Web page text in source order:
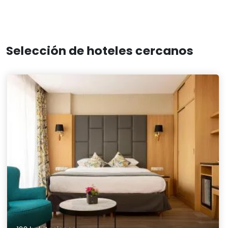
Selección de hoteles cercanos